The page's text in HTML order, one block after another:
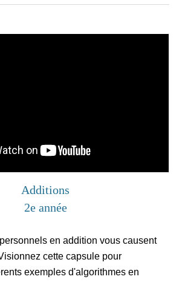
Additions
2e année
en addition vous causent
cette capsule pour
exemples d'algorithmes en